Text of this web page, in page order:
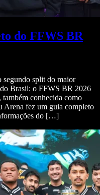
do FFWS BR
segundo split do maior
Brasil: o FFWS BR 2026
conhecida como
Arena fez um guia completo
do […]